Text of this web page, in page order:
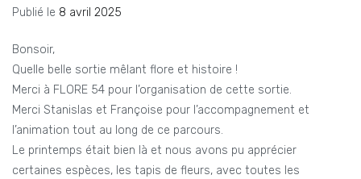
Publié le 8 avril 2025
Bonsoir,
Quelle belle sortie mêlant flore et histoire !
Merci à FLORE 54 pour l’organisation de cette sortie.
Merci Stanislas et Françoise pour l’accompagnement et
l’animation tout au long de ce parcours.
Le printemps était bien là et nous avons pu apprécier
certaines espèces, les tapis de fleurs, avec toutes les